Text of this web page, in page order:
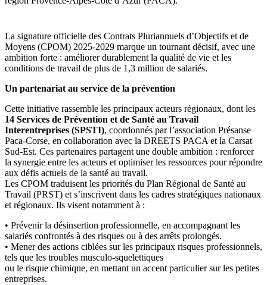
La signature officielle des Contrats Pluriannuels d’Objectifs et de
Moyens (CPOM) 2025-2029 marque un tournant décisif, avec une
ambition forte : améliorer durablement la qualité de vie et les
conditions de travail de plus de 1,3 million de salariés.
Un partenariat au service de la prévention
Cette initiative rassemble les principaux acteurs régionaux, dont les
14 Services de Prévention et de Santé au Travail
Interentreprises (SPSTI), coordonnés par l’association Présanse
Paca-Corse, en collaboration avec la DREETS PACA et la Carsat
Sud-Est. Ces partenaires partagent une double ambition : renforcer
la synergie entre les acteurs et optimiser les ressources pour répondre
aux défis actuels de la santé au travail.
Les CPOM traduisent les priorités du Plan Régional de Santé au
Travail (PRST) et s’inscrivent dans les cadres stratégiques nationaux
et régionaux. Ils visent notamment à :
• Prévenir la désinsertion professionnelle, en accompagnant les
salariés confrontés à des risques ou à des arrêts prolongés.
• Mener des actions ciblées sur les principaux risques professionnels,
tels que les troubles musculo-squelettiques
ou le risque chimique, en mettant un accent particulier sur les petites
entreprises.